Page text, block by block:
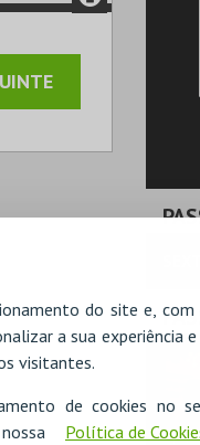
do site e, com
a sua experiência e
visitantes.
de cookies no
Política de